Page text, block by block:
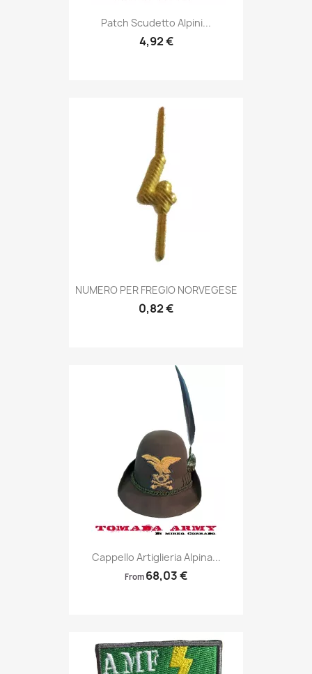
Anteprima
Patch Scudetto Alpini...
4,92 €
Anteprima
NUMERO PER FREGIO NORVEGESE
0,82 €
 Anteprima
Cappello Artiglieria Alpina...
From 68,03 €